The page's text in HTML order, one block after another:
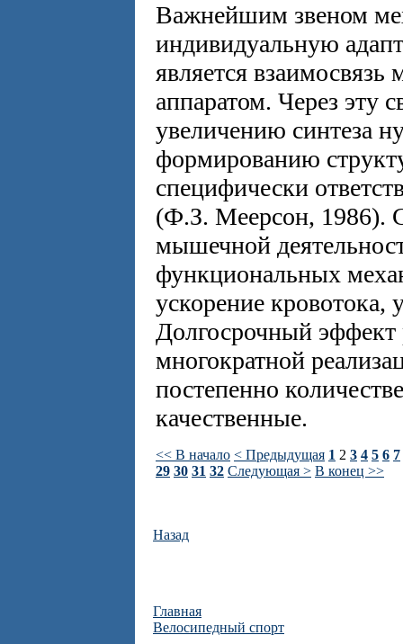
Важнейшим звеном
индивидуальную
является
аппаратом. Через эту
увеличению синтеза
формированию
специфически
(Ф.З. Меерсон, 1986).
мышечной
функциональных
ускорение кровотока,
Долгосрочный эффект
многократной
постепенно
качественные.
<< В начало < Предыдущая 1 2 3 4 5 6 7
29 30 31 32 Следующая > В конец >>
Назад
Главная
Велосипедный спорт